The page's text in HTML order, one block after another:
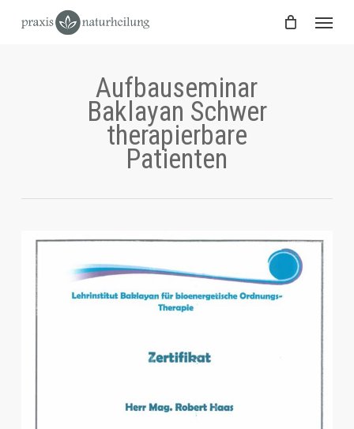
Menu
Aufbauseminar
Baklayan Schwer
therapierbare
Patienten